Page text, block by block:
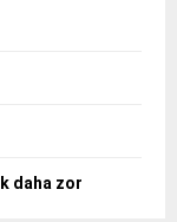
daha zor